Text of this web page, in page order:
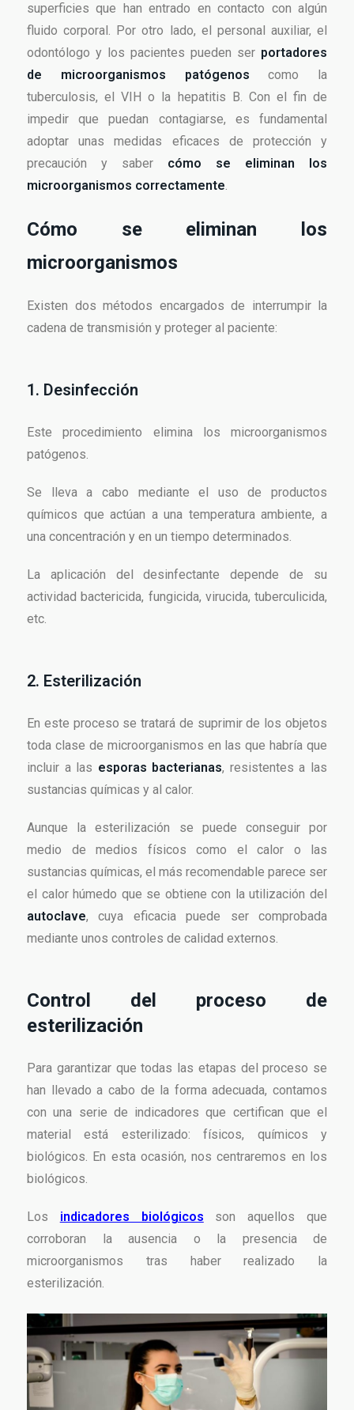
superficies que han entrado en contacto con algún
fluido corporal. Por otro lado, el personal auxiliar, el
odontólogo y los pacientes pueden ser portadores
de microorganismos patógenos como la
tuberculosis, el VIH o la hepatitis B. Con el fin de
impedir que puedan contagiarse, es fundamental
adoptar unas medidas eficaces de protección y
precaución y saber cómo se eliminan los
microorganismos correctamente.
Cómo se eliminan los
microorganismos
Existen dos métodos encargados de interrumpir la
cadena de transmisión y proteger al paciente:
1. Desinfección
Este procedimiento elimina los microorganismos
patógenos.
Se lleva a cabo mediante el uso de productos
químicos que actúan a una temperatura ambiente, a
una concentración y en un tiempo determinados.
La aplicación del desinfectante depende de su
actividad bactericida, fungicida, virucida, tuberculicida,
etc.
2. Esterilización
En este proceso se tratará de suprimir de los objetos
toda clase de microorganismos en las que habría que
incluir a las esporas bacterianas, resistentes a las
sustancias químicas y al calor.
Aunque la esterilización se puede conseguir por
medio de medios físicos como el calor o las
sustancias químicas, el más recomendable parece ser
el calor húmedo que se obtiene con la utilización del
autoclave, cuya eficacia puede ser comprobada
mediante unos controles de calidad externos.
Control del proceso de
esterilización
Para garantizar que todas las etapas del proceso se
han llevado a cabo de la forma adecuada, contamos
con una serie de indicadores que certifican que el
material está esterilizado: físicos, químicos y
biológicos. En esta ocasión, nos centraremos en los
biológicos.
Los indicadores biológicos son aquellos que
corroboran la ausencia o la presencia de
microorganismos tras haber realizado la
esterilización.